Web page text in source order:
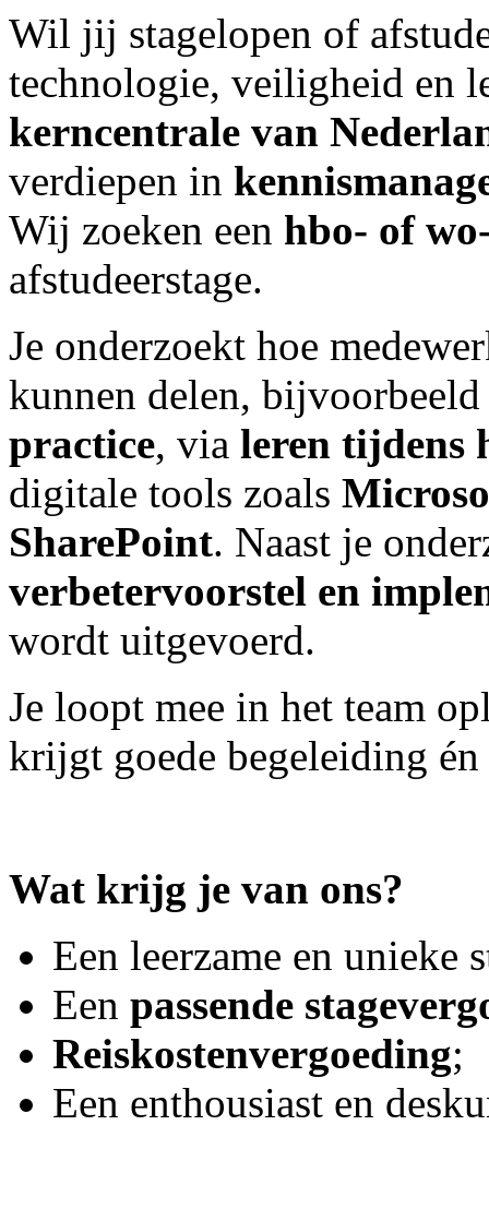
Wil jij stagelopen of
technologie, veiligheid en
kerncentrale van
verdiepen in
Wij zoeken een hbo‑ of
afstudeerstage.
Je onderzoekt hoe
kunnen delen,
practice, via leren tijdens
digitale tools zoals
SharePoint. Naast je
verbetervoorstel en
wordt uitgevoerd.
Je loopt mee in het team
krijgt goede begeleiding
Wat krijg je van ons?
Een leerzame en unieke
Een passende
Reiskostenvergoeding;
Een enthousiast en